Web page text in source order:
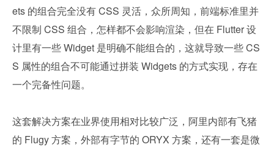
ets 的组合完全没有 CSS 灵活，众所周知，前端标准里并
不限制 CSS 组合，怎样都不会影响渲染，但在 Flutter 设
计里有一些 Widget 是明确不能组合的，这就导致一些 CS
S 属性的组合不可能通过拼装 Widgets 的方式实现，存在
一个完备性问题。
这套解决方案在业界使用相对比较广泛，阿里内部有飞猪
的 Flugy 方案，外部有字节的 ORYX 方案，还有一套是微